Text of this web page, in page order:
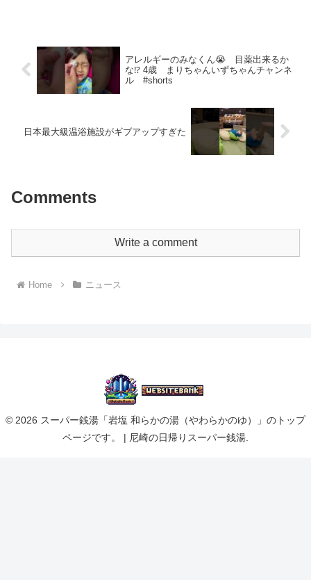
アレルギーのみなくん😭 目薬出来るか
な⁉️ 4歳 まりちゃんいずちゃんチャンネ
ル #shorts
日本最大級温浴施設がギブアップすぎた
Comments
Write a comment
Home ニュース
© 2026 スーパー銭湯「岩塩 和らかの湯（やわらかのゆ）」のトップ
ページです。 | 尼崎の日帰りスーパー銭湯.